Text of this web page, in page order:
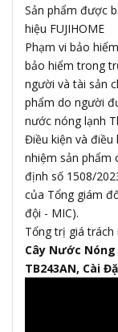
Sản phẩm được
hiệu FUJIHOME
Phạm vi bảo
bảo hiểm trong
người và tài sản
phẩm do người
nước nóng lạnh
Điều kiện và điều
nhiệm sản phẩm
định số 1508/
của Tổng giám
đội - MIC).
Tổng trị giá trách
Cây Nước
TB243AN, Cài